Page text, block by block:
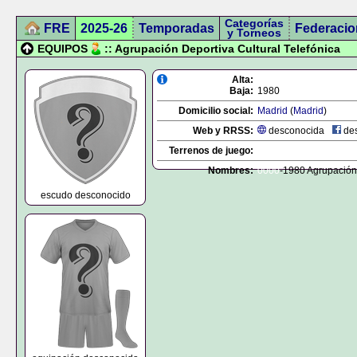
FRE 2025-26 Temporadas Categorías
y Torneos
EQUIPOS :: Agrupación Deportiva Cultural Telefónica
escudo desconocido
Alta:
Baja: 1980
Domicilio social: Madrid (Madrid)
Web y RRSS:
desconocida
Terrenos de juego:
Nombres: 0000-1980